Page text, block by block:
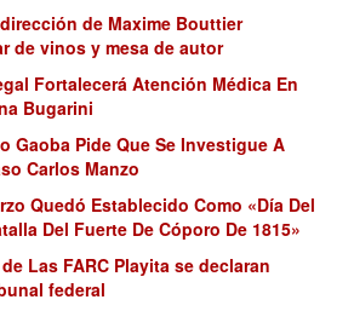
de Maxime Bouttier
de vinos y mesa de autor
Fortalecerá Atención Médica En
Bugarini
Gaoba Pide Que Se Investigue A
Carlos Manzo
Quedó Establecido Como «Día Del
Del Fuerte De Cóporo De 1815»
Las FARC Playita se declaran
federal